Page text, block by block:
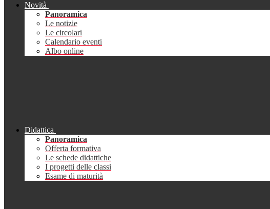
Novità
Panoramica
Le notizie
Le circolari
Calendario eventi
Albo online
Didattica
Panoramica
Offerta formativa
Le schede didattiche
I progetti delle classi
Esame di maturità